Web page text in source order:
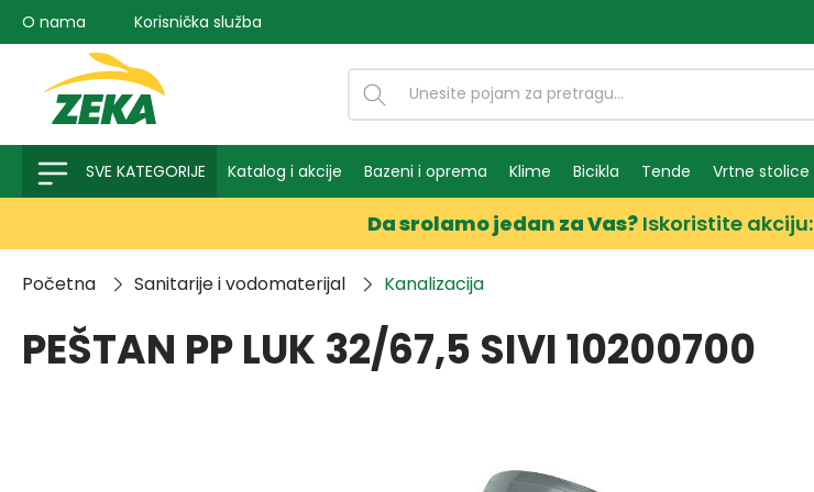
pretragu Preskoči na glavnu navigaciju
O nama Korisnička služba
SVE KATEGORIJE Katalog i akcije Bazeni i oprema Klime Bicikla Tende Vrtne stolice
Da srolamo jedan za Vas? Iskoristite akciju:
Početna Sanitarije i vodomaterijal Kanalizacija
PEŠTAN PP LUK 32/67,5 SIVI 10200700